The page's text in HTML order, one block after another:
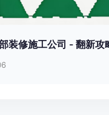
装修施工公司 - 翻新攻